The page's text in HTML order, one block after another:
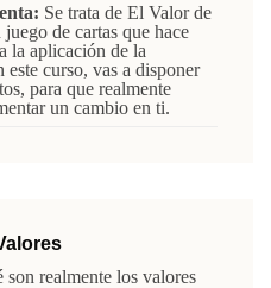
Se trata de El Valor de
de cartas que hace
la aplicación de la
este curso, vas a disponer
para que realmente
un cambio en ti.
son realmente los valores